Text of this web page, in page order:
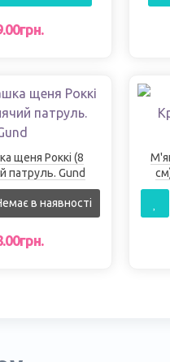
щеня Роккі (8
патруль. Gund
в наявності